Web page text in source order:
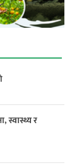
स्वास्थ्य र